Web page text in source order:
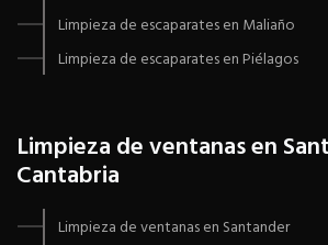
Limpieza de escaparates en Maliaño
Limpieza de escaparates en Piélagos
Limpieza de ventanas en
Cantabria
Limpieza de ventanas en Santander